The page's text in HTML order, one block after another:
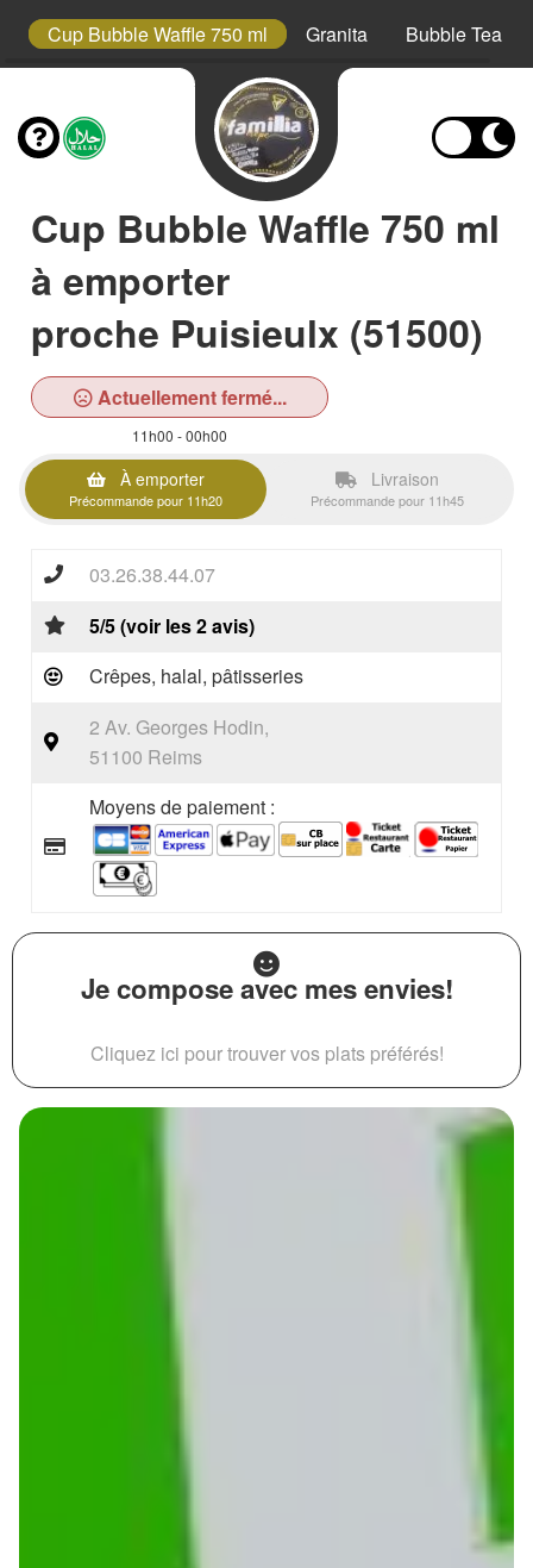
Cup Bubble Waffle 750 ml Granita Bubble Tea
Cup Bubble Waffle 750 ml
à emporter
proche Puisieulx (51500)
Actuellement fermé...
11h00 - 00h00
À emporter
Précommande pour 11h20
Livraison
Précommande pour 11h45
03.26.38.44.07
5/5 (voir les 2 avis)
Crêpes, halal, pâtisseries
2 Av. Georges Hodin,
51100 Reims
Moyens de paiement :
Je compose avec mes envies!
Cliquez ici pour trouver vos plats préférés!